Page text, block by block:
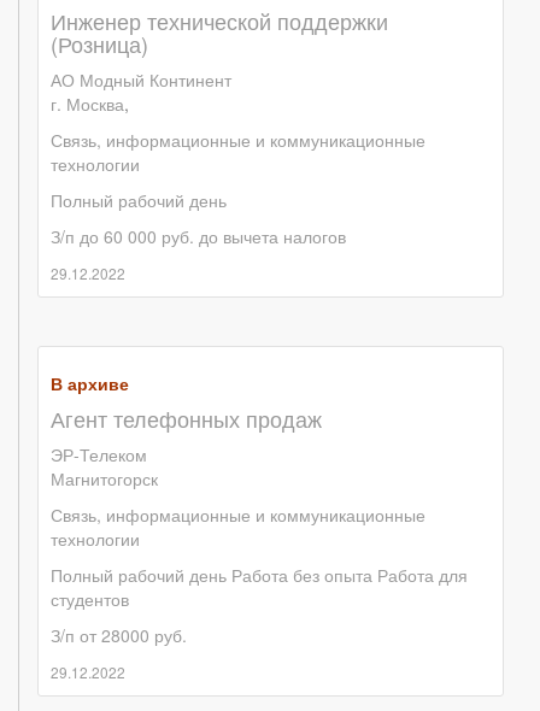
Инженер технической поддержки
(Розница)
АО Модный Континент
г. Москва,
Связь, информационные и коммуникационные
технологии
Полный рабочий день
З/п до 60 000 руб. до вычета налогов
29.12.2022
В архиве
Агент телефонных продаж
ЭР-Телеком
Магнитогорск
Связь, информационные и коммуникационные
технологии
Полный рабочий день Работа без опыта Работа для
студентов
З/п от 28000 руб.
29.12.2022